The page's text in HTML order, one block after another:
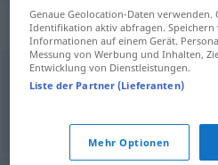
Synonyme für
(irgendwie) zurechtkommen
© OpenThesaurus.de
Genaue Geolocation-Daten verwenden.
Identifikation aktiv abfragen.
Informationen auf einem Gerät.
Messung von Werbung und Inhalten,
Entwicklung von Dienstleistungen.
Liste der Partner (Lieferanten)
Mehr Optionen